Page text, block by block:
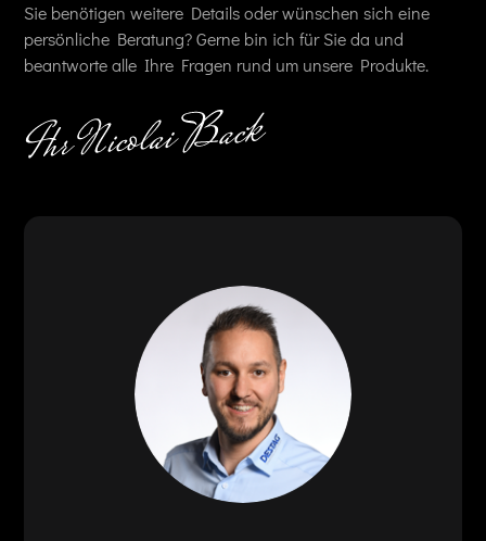
Sie benötigen weitere Details oder wünschen sich eine
persönliche Beratung? Gerne bin ich für Sie da und
beantworte alle Ihre Fragen rund um unsere Produkte.